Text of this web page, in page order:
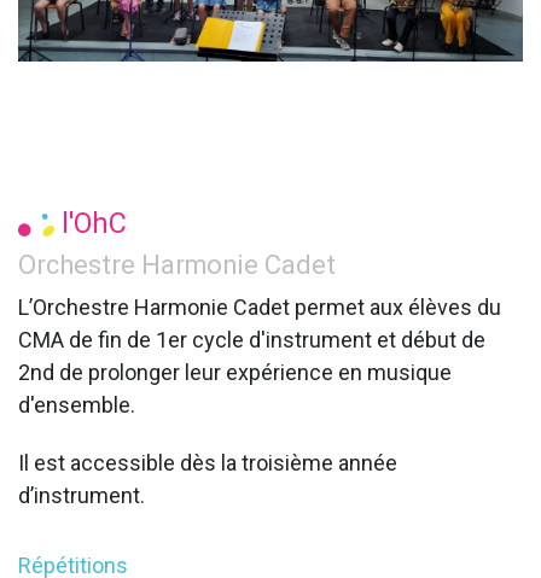
l'OhC
Orchestre Harmonie Cadet
L’Orchestre Harmonie Cadet permet aux élèves du
CMA de fin de 1er cycle d'instrument et début de
2nd de prolonger leur expérience en musique
d'ensemble.
Il est accessible dès la troisième année
d’instrument.​
Répétitions